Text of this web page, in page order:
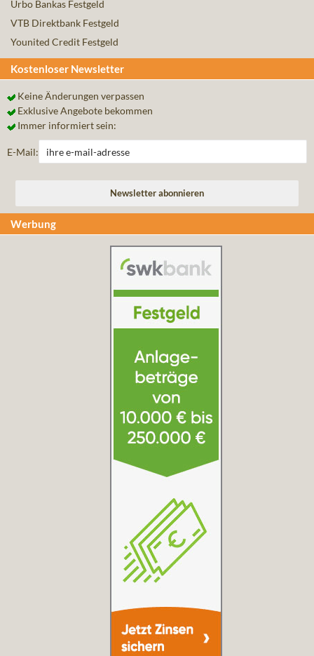
Urbo Bankas Festgeld
VTB Direktbank Festgeld
Younited Credit Festgeld
Kostenloser Newsletter
Keine Änderungen verpassen
Exklusive Angebote bekommen
Immer informiert sein:
E-Mail:
Werbung